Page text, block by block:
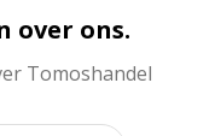
over ons.
Tomoshandel